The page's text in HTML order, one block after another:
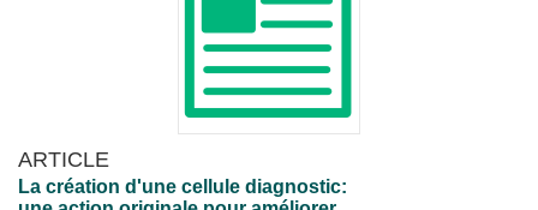
ARTICLE
La création d'une cellule diagnostic: